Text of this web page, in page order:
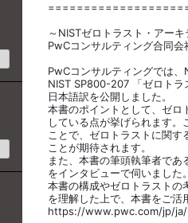
～NISTゼロトラスト・アー
PwCコンサルティング合同会
PwCコンサルティングでは
NIST SP800-207 「ゼロトラ
日本語訳を公開しました。
本書のポイントとして、ゼロ
している点が挙げられます
ことで、ゼロトラストに関
ことが期待されます。
また、本書の筆頭執筆者で
をインタビューで伺いました
本書の構成やゼロトラストの
を理解した上で、本書をご活
https://www.pwc.com/jp/